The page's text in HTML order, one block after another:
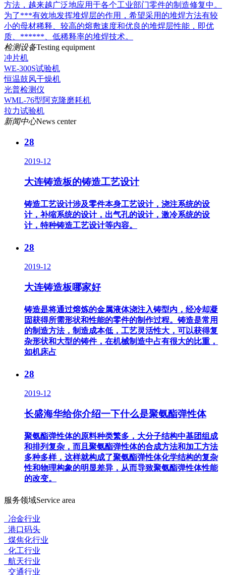
方法，越来越广泛地应用于各个工业部门零件的制造修复中。
为了***有效地发挥堆焊层的作用，希望采用的堆焊方法有较
小的母材稀释、较高的熔敷速度和优良的堆焊层性能，即优
质、******、低稀释率的堆焊技术。
检测设备Testing equipment
冲片机
WE-300S试验机
恒温鼓风干燥机
光普检测仪
WML-76型阿克隆磨耗机
拉力试验机
新闻中心News center
28
2019-12
大连铸造板的铸造工艺设计
铸造工艺设计涉及零件本身工艺设计，浇注系统的设
计，补缩系统的设计，出气孔的设计，激冷系统的设
计，特种铸造工艺设计等内容。
28
2019-12
大连铸造板哪家好
铸造是将通过熔炼的金属液体浇注入铸型内，经冷却凝
固获得所需形状和性能的零件的制作过程。铸造是常用
的制造方法，制造成本低，工艺灵活性大，可以获得复
杂形状和大型的铸件，在机械制造中占有很大的比重，
如机床占
28
2019-12
长盛海华给你介绍一下什么是聚氨酯弹性体
聚氨酯弹性体的原料种类繁多，大分子结构中基团组成
和排列复杂，而且聚氨酯弹性体的合成方法和加工方法
多种多样，这样就构成了聚氨酯弹性体化学结构的复杂
性和物理构象的明显差异，从而导致聚氨酯弹性体性能
的改变。
服务领域Service area
冶金行业
港口码头
煤焦化行业
化工行业
航天行业
交通行业